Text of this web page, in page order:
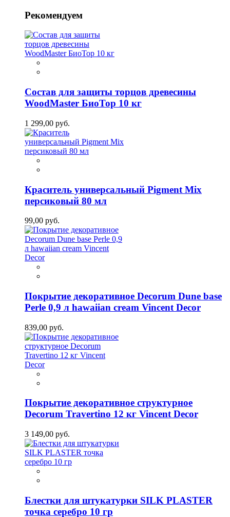
Рекомендуем
Состав для защиты торцов древесины
WoodMaster БиоТор 10 кг
1 299,00 руб.
Краситель универсальный Pigment Mix
персиковый 80 мл
99,00 руб.
Покрытие декоративное Decorum Dune base
Perle 0,9 л hawaiian cream Vincent Decor
839,00 руб.
Покрытие декоративное структурное
Decorum Travertino 12 кг Vincent Decor
3 149,00 руб.
Блестки для штукатурки SILK PLASTER
точка серебро 10 гр